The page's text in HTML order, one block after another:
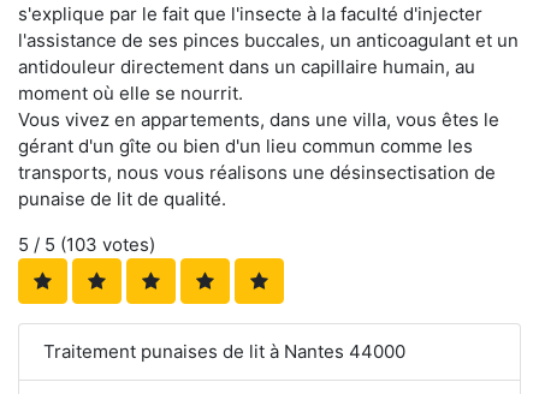
s'explique par le fait que l'insecte à la faculté d'injecter
l'assistance de ses pinces buccales, un anticoagulant et un
antidouleur directement dans un capillaire humain, au
moment où elle se nourrit.
Vous vivez en appartements, dans une villa, vous êtes le
gérant d'un gîte ou bien d'un lieu commun comme les
transports, nous vous réalisons une désinsectisation de
punaise de lit de qualité.
5 / 5 (103 votes)
Traitement punaises de lit à Nantes 44000